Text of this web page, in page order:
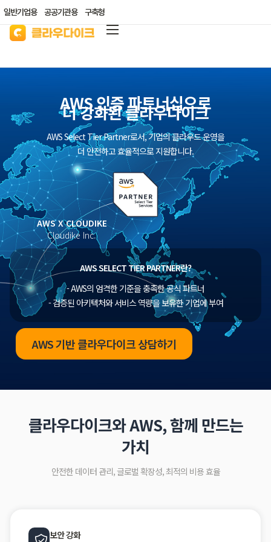
일반기업용 공공기관용 구축형
리소스/자료실
산업별 솔루션
고객지원
클라우드 바우처
AWS 인증 파트너십으로
더 강화된 클라우다이크
AWS Select Tier Partner로서, 기업의 클라우드 운영을
더 안전하고 효율적으로 지원합니다.
AWS X CLOUDIKE
Cloudike Inc.
AWS SELECT TIER PARTNER란?
- AWS의 엄격한 기준을 충족한 공식 파트너
- 검증된 아키텍처와 서비스 역량을 보유한 기업에 부여
AWS 기반 클라우다이크 상담하기
클라우다이크와 AWS, 함께 만드는
가치
안전한 데이터 관리, 글로벌 확장성, 최적의 비용 효율
보안 강화